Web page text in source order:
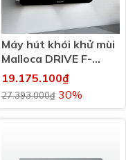
Máy hút khói khử mùi
Malloca DRIVE F-
152W
19.175.100₫
27.393.000₫30%